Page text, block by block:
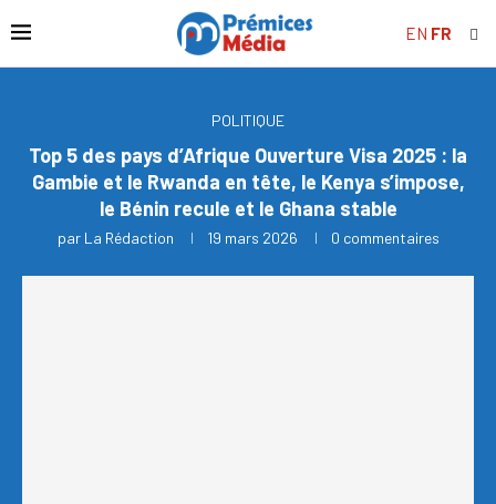
EN FR
POLITIQUE
Top 5 des pays d’Afrique Ouverture Visa 2025 : la
Gambie et le Rwanda en tête, le Kenya s’impose,
le Bénin recule et le Ghana stable
par La Rédaction 19 mars 2026 0 commentaires